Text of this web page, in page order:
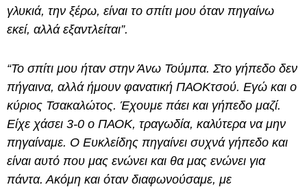
γλυκιά, την ξέρω, είναι το σπίτι μου όταν πηγαίνω
εκεί, αλλά εξαντλείται”.
“Το σπίτι μου ήταν στην Άνω Τούμπα. Στο γήπεδο δεν
πήγαινα, αλλά ήμουν φανατική ΠΑΟΚτσού. Εγώ και ο
κύριος Τσακαλώτος. Έχουμε πάει και γήπεδο μαζί.
Είχε χάσει 3-0 ο ΠΑΟΚ, τραγωδία, καλύτερα να μην
πηγαίναμε. Ο Ευκλείδης πηγαίνει συχνά γήπεδο και
είναι αυτό που μας ενώνει και θα μας ενώνει για
πάντα. Ακόμη και όταν διαφωνούσαμε, με